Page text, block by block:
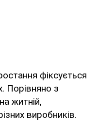
фіксується
Порівняно з
житній,
виробників.